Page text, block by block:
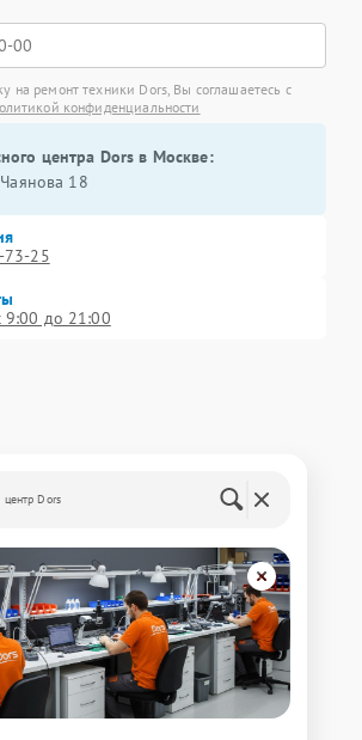
на ремонт техники Dors, Вы соглашаетесь с
конфиденциальности
центра Dors в Москве:
18
73-25
9:00 до 21:00
Dors